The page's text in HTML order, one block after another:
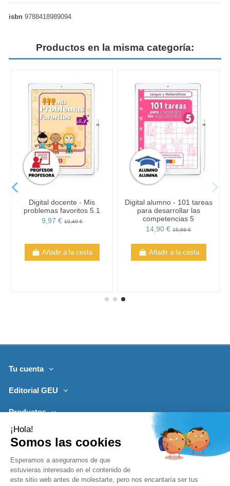
isbn 9788418989094
Productos en la misma categoría:
Digital docente - Mis
problemas favoritos 5.1
9,97 € 10,49 €
Añadir a la cesta
Digital alumno - 101 tareas
para desarrollar las
competencias 5
14,90 €15,68 €
Añadir a la cesta
Tu cuenta
Editorial GEU
Productos
Lo más leído
Síguenos